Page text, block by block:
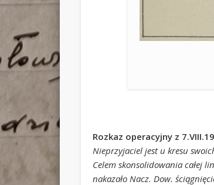
Rozkaz operacyjny z
Nieprzyjaciel jest u kresu
Celem skonsolidowania całej
nakazało Nacz. Dow.